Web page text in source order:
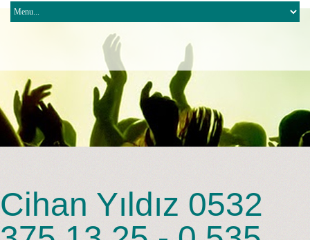
Cihan Yıldız 0532